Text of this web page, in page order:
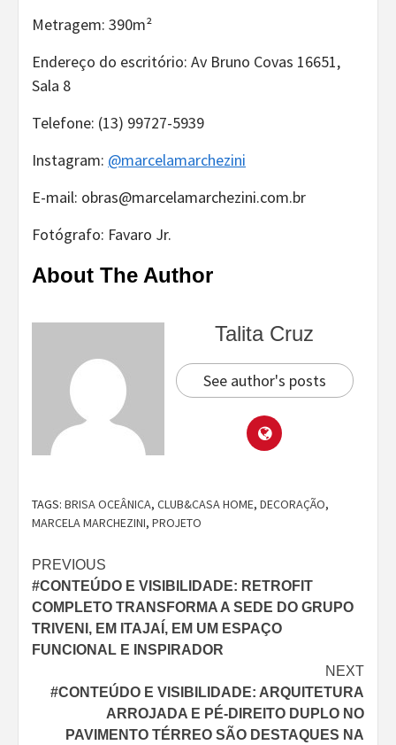
Metragem: 390m²
Endereço do escritório: Av Bruno Covas 16651,
Sala 8
Telefone: (13) 99727-5939
Instagram: @marcelamarchezini
E-mail: obras@marcelamarchezini.com.br
Fotógrafo: Favaro Jr.
About The Author
Talita Cruz
See author's posts
TAGS: BRISA OCEÂNICA, CLUB&CASA HOME, DECORAÇÃO,
MARCELA MARCHEZINI, PROJETO
Continue
Reading
PREVIOUS
#CONTEÚDO E VISIBILIDADE: RETROFIT
COMPLETO TRANSFORMA A SEDE DO GRUPO
TRIVENI, EM ITAJAÍ, EM UM ESPAÇO
FUNCIONAL E INSPIRADOR
NEXT
#CONTEÚDO E VISIBILIDADE: ARQUITETURA
ARROJADA E PÉ-DIREITO DUPLO NO
PAVIMENTO TÉRREO SÃO DESTAQUES NA